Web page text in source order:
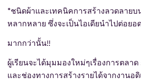
*ชนิดผ้าและเทคนิคการสร้างลวดลายบ
หลากหลาย ซึ่งจะเป็นไอเดียนำไปต่อยอ
มากกว่านั้น!!
ผู้เรียนจะได้มุมมองใหม่ๆเรื่องการตลา
และช่องทางการสร้างรายได้จากงานอดิ